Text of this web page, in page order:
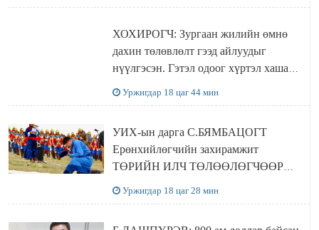
ХОХИРОГЧ: Зургаан жилийн өмнө
дахин төлөвлөлт гээд айлуудыг
нүүлгэсэн. Гэтэл одоог хүртэл хашаа
Уржигдар 18 цаг 44 мин
УИХ-ын дарга С.БЯМБАЦОГТ
Ерөнхийлөгчийн захирамжит
ТӨРИЙН ИЛЧ ТӨЛӨӨЛӨГЧӨӨР
Уржигдар 18 цаг 28 мин